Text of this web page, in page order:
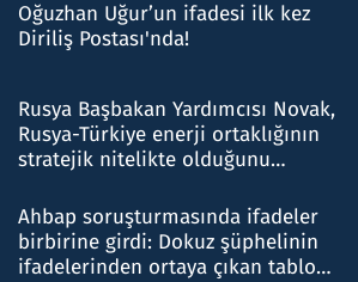
Oğuzhan Uğur’un ifadesi ilk kez
Diriliş Postası'nda!
Rusya Başbakan Yardımcısı Novak,
Rusya-Türkiye enerji ortaklığının
stratejik nitelikte olduğunu
Ahbap soruşturmasında ifadeler
birbirine girdi: Dokuz şüphelinin
ifadelerinden ortaya çıkan tablo